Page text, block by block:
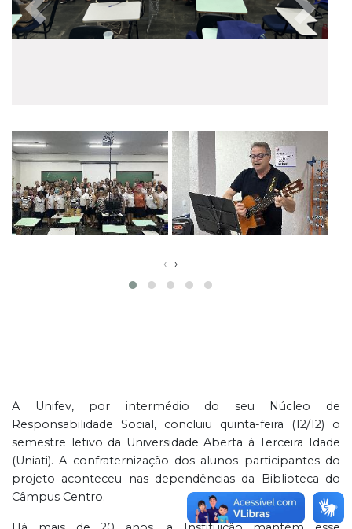
‹ ›
Anterior Próxima
A Unifev, por intermédio do seu Núcleo de
Responsabilidade Social, concluiu quinta-feira (12/12) o
semestre letivo da Universidade Aberta à Terceira Idade
(Uniati). A confraternização dos alunos participantes do
projeto aconteceu nas dependências da Biblioteca do
Câmpus Centro.